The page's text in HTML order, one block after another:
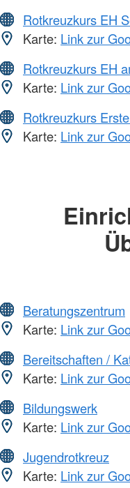
Rotkreuzkurs EH
Karte: Link zur
Rotkreuzkurs EH
Karte: Link zur
Rotkreuzkurs
Karte: Link zur
Beratungszentrum
Karte: Link zur
Bereitschaften /
Karte: Link zur
Bildungswerk
Karte: Link zur
Jugendrotkreuz
Karte: Link zur